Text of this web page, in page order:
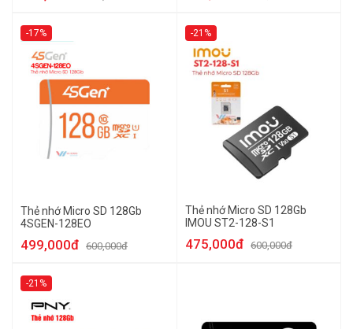
-17%
Thẻ nhớ Micro SD 128Gb
4SGEN-128EO
499,000đ 600,000đ
-21%
Thẻ nhớ Micro SD 128Gb
IMOU ST2-128-S1
475,000đ 600,000đ
-21%